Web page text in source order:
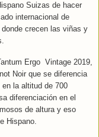
Suizas de hacer
internacional de
crecen las viñas y
Ergo Vintage 2019,
Noir que se diferencia
la altitud de 700
diferenciación en el
de altura y eso
Hispano.